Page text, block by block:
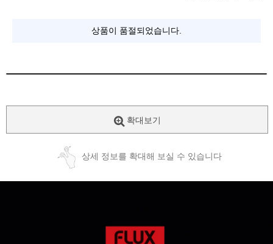
상품이 품절되었습니다.
확대보기
상세 정보를 확대해 보실 수 있습니다